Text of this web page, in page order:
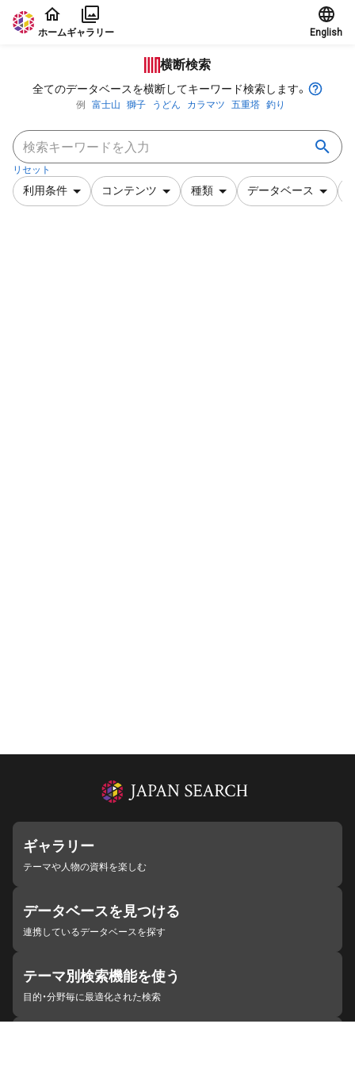
本文に飛ぶ
ホームギャラリー English
横断検索
全てのデータベースを横断してキーワード検索します。
例 富士山 獅子 うどん カラマツ 五重塔 釣り
リセット
利用条件 コンテンツ 種類 データベース
ギャラリー
テーマや人物の資料を楽しむ
データベースを見つける
連携しているデータベースを探す
テーマ別検索機能を使う
目的・分野毎に最適化された検索